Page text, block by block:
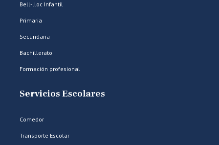
Bell-lloc Infantil
Primaria
Secundaria
Bachillerato
Formación profesional
Servicios Escolares
Comedor
Transporte Escolar